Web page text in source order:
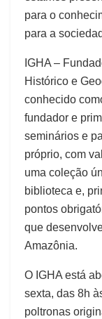
para o
para a
IGHA –
Histórico e
conhecido
fundador e
seminários e
próprio, com
uma coleção
biblioteca e,
pontos
que
Amazônia.
O IGHA está
sexta, das 8h
poltronas